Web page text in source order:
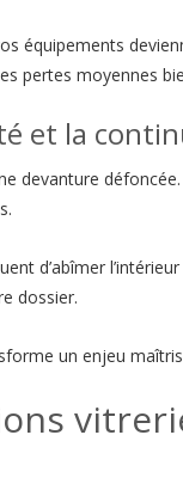
équipements
pertes moyennes
et la
devanture
d’abîmer
dossier.
un enjeu